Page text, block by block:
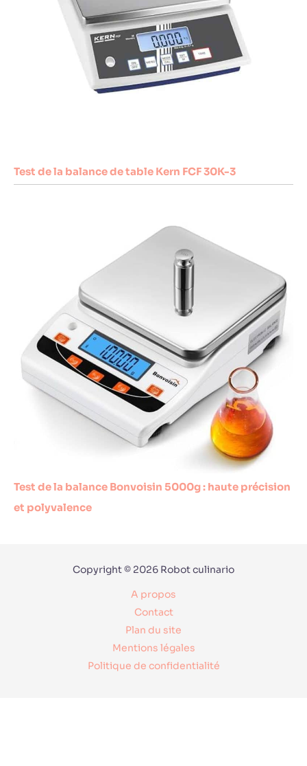
Test de la balance de table Kern FCF 30K-3
Test de la balance Bonvoisin 5000g : haute précision
et polyvalence
Copyright © 2026 Robot culinario
A propos
Contact
Plan du site
Mentions légales
Politique de confidentialité